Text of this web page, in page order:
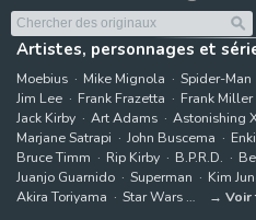
Artistes, personnages et
Moebius Mike Mignola Spider-Man
Jim Lee
Frank Frazetta Frank Miller
Jack Kirby
Art Adams Astonishing
Marjane Satrapi
John Buscema
Bruce Timm
Rip Kirby B.P.R.D.
Juanjo Guarnido
Superman Kim
Akira Toriyama
Star Wars Voir